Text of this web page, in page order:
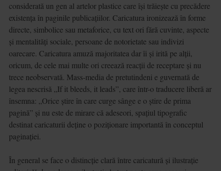
considerată un gen al artelor plastice care își trăiește cu precădere
existența în paginile publicațiilor. Caricatura ironizează în forme
directe, simbolice sau metaforice, cu text ori fără cuvinte, aspecte
și mentalități sociale, persoane de notorietate sau indivizi
oarecare. Caricatura amuză majoritatea dar îi și irită pe alții,
oricum, de cele mai multe ori creează reacții de receptare și nu
trece neobservată. Mass-media de pretutindeni e guvernată de
legea nescrisă „If it bleeds, it leads”, care într-o traducere liberă ar
însemna: „Orice știre în care curge sânge e o știre de prima
pagină” și nu este de mirare că adeseori, spațiul tipografic
destinat caricaturii deține o poziționare importantă în conceptul
paginației.
În general se face o distincție clară între caricatură și ilustrație